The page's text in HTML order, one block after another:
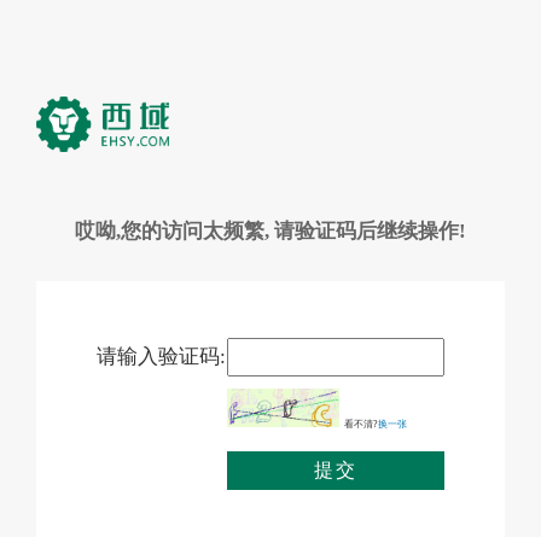
哎呦,您的访问太频繁, 请验证码后继续操作!
请输入验证码:
看不清?换一张